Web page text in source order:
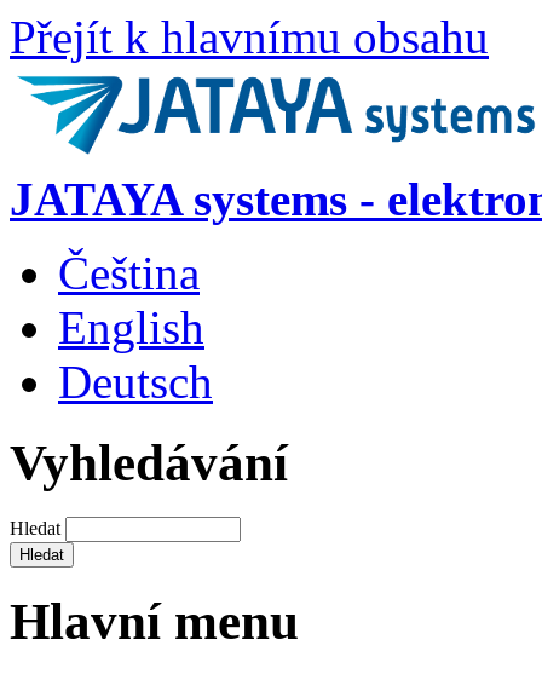
Přejít k hlavnímu obsahu
JATAYA systems -
Čeština
English
Deutsch
Vyhledávání
Hledat
Hlavní menu